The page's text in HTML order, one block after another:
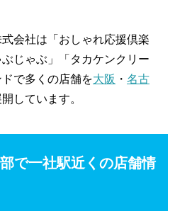
会社は「おしゃれ応援倶楽
じゃぶ」「タカケンクリー
で多くの店舗を大阪 ・ 名古
しています。
で一社駅近くの店舗情